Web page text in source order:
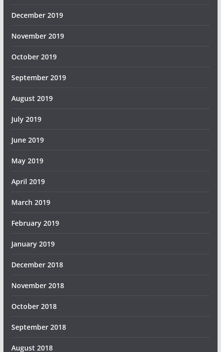
December 2019
November 2019
October 2019
September 2019
August 2019
July 2019
June 2019
May 2019
April 2019
March 2019
February 2019
January 2019
December 2018
November 2018
October 2018
September 2018
August 2018